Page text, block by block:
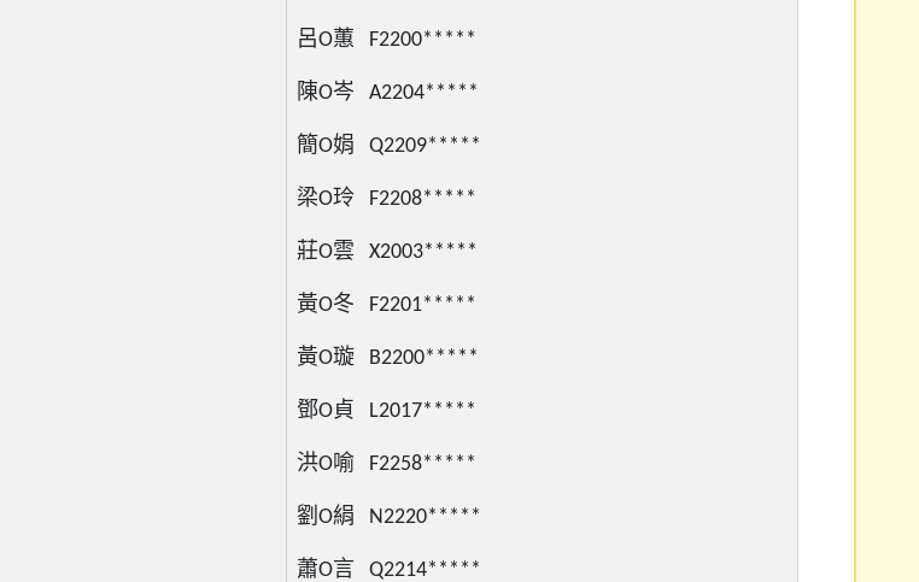
呂O蕙 F2200*****
陳O岑 A2204*****
簡O娟 Q2209*****
梁O玲 F2208*****
莊O雲 X2003*****
黃O冬 F2201*****
黃O璇 B2200*****
鄧O貞 L2017*****
洪O喻 F2258*****
劉O絹 N2220*****
蕭O言 Q2214*****